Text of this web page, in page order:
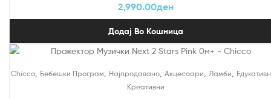
2,990.00ден
Додај Во Кошница
Chicco, Бебешки Програм Најпродавано, Акцесоари Ламби
Креативни